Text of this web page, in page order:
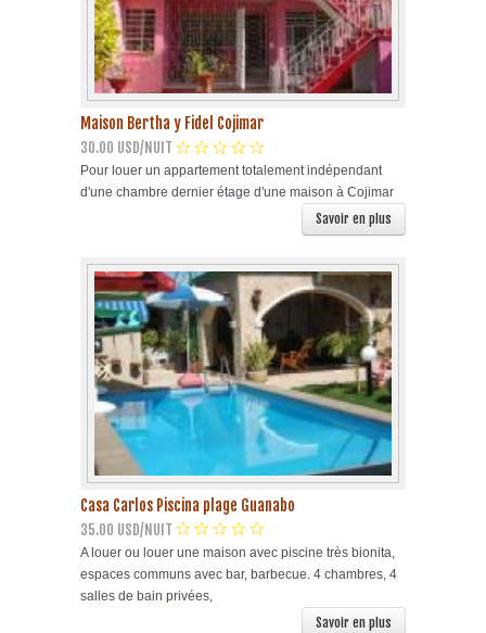
Maison Bertha y Fidel Cojimar
30.00 USD/NUIT
Pour louer un appartement totalement indépendant
d'une chambre dernier étage d'une maison à Cojimar
Savoir en plus
Casa Carlos Piscina plage Guanabo
35.00 USD/NUIT
A louer ou louer une maison avec piscine très bionita,
espaces communs avec bar, barbecue. 4 chambres, 4
salles de bain privées,
Savoir en plus